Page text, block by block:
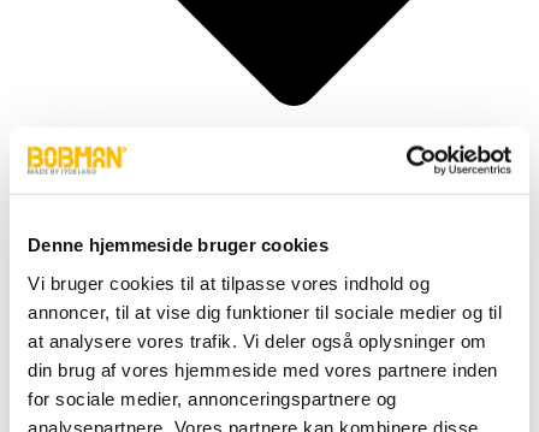
Denne hjemmeside bruger cookies
Vi bruger cookies til at tilpasse vores indhold og
annoncer, til at vise dig funktioner til sociale medier og til
at analysere vores trafik. Vi deler også oplysninger om
din brug af vores hjemmeside med vores partnere inden
for sociale medier, annonceringspartnere og
analysepartnere. Vores partnere kan kombinere disse
Cylindere
Fittings
Motor
Pumper
Slanger
Ventiler
Hjul & Dæk
Elektronik & Transmission
Karosseri & Beslag mm.